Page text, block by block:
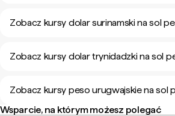
Zobacz kursy dolar surinamski na sol
Zobacz kursy dolar trynidadzki na sol
Zobacz kursy peso urugwajskie na sol
Wsparcie, na którym możesz polegać